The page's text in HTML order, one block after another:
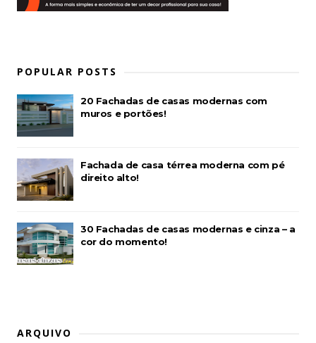
POPULAR POSTS
20 Fachadas de casas modernas com
muros e portões!
Fachada de casa térrea moderna com pé
direito alto!
30 Fachadas de casas modernas e cinza – a
cor do momento!
ARQUIVO